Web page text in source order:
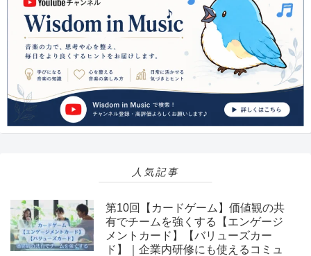
人気記事
第10回【カードゲーム】価値観の共
有でチームを強くする【エンゲージ
メントカード】【バリューズカー
ド】｜企業内研修にも使えるコミュ